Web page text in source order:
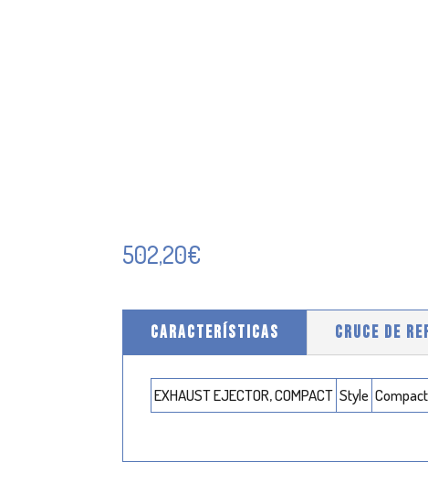
502,20€
CARACTERÍSTICAS CRUCE DE
EXHAUST EJECTOR, COMPACT Style Compact